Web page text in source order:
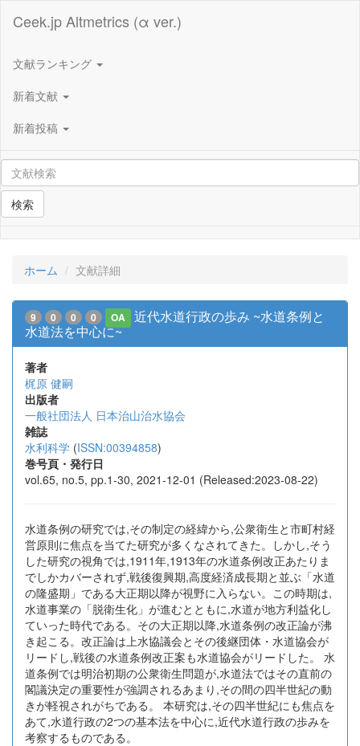
Ceek.jp Altmetrics (α ver.)
文献ランキング
新着文献
新着投稿
検索
ホーム 文献詳細
9 0 0 0 OA
近代水道行政の歩み ~水道条例と
水道法を中心に~
著者
梶原 健嗣
出版者
一般社団法人 日本治山治水協会
雑誌
水利科学 (ISSN:00394858)
巻号頁・発行日
vol.65, no.5, pp.1-30, 2021-12-01 (Released:2023-08-22)
水道条例の研究では,その制定の経緯から,公衆衛生と市町村経
営原則に焦点を当てた研究が多くなされてきた。しかし,そう
した研究の視角では,1911年,1913年の水道条例改正あたりま
でしかカバーされず,戦後復興期,高度経済成長期と並ぶ「水道
の隆盛期」である大正期以降が視野に入らない。この時期は,
水道事業の「脱衛生化」が進むとともに,水道が地方利益化し
ていった時代である。その大正期以降,水道条例の改正論が沸
き起こる。改正論は上水協議会とその後継団体・水道協会が
リードし,戦後の水道条例改正案も水道協会がリードした。 水
道条例では明治初期の公衆衛生問題が,水道法ではその直前の
閣議決定の重要性が強調されるあまり,その間の四半世紀の動
きが軽視されがちである。 本研究は,その四半世紀にも焦点を
あて,水道行政の2つの基本法を中心に,近代水道行政の歩みを
考察するものである。